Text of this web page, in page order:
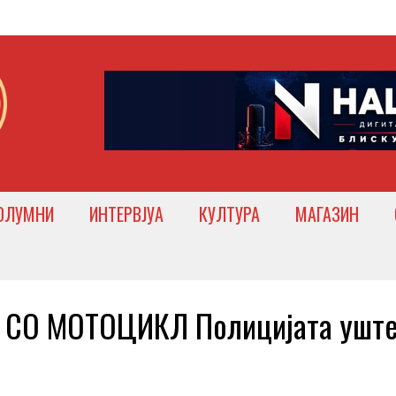
ИНТЕРВЈУА КУЛТУРА МАГАЗИН
МОТОЦИКЛ Полицијата